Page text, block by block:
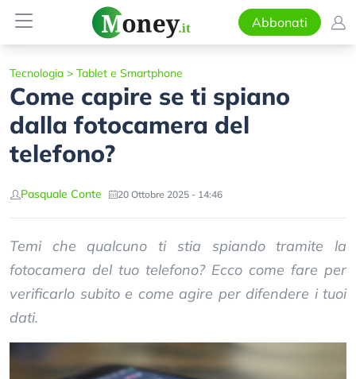
Abbonati
Tecnologia > Tablet e Smartphone
Come capire se ti spiano
dalla fotocamera del
telefono?
Pasquale Conte 20 Ottobre 2025 - 14:46
Temi che qualcuno ti stia spiando tramite la
fotocamera del tuo telefono? Ecco come fare per
verificarlo subito e come agire per difendere i tuoi
dati.